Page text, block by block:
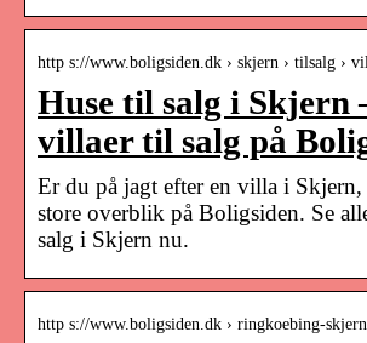
http s://www.boligsiden.dk › skjern › tilsalg ›
Huse til salg i Skjern
villaer til salg på
Er du på jagt efter en villa i
store overblik på Boligsiden. Se
salg i Skjern nu.
http s://www.boligsiden.dk › ringkoebing-